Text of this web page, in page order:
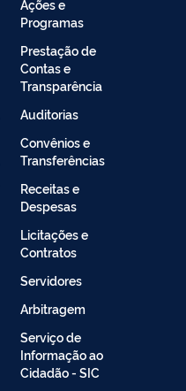
Ações e
Programas
Prestação de
Contas e
Transparência
Auditorias
Convênios e
Transferências
Receitas e
Despesas
Licitações e
Contratos
Servidores
Arbitragem
Serviço de
Informação ao
Cidadão - SIC